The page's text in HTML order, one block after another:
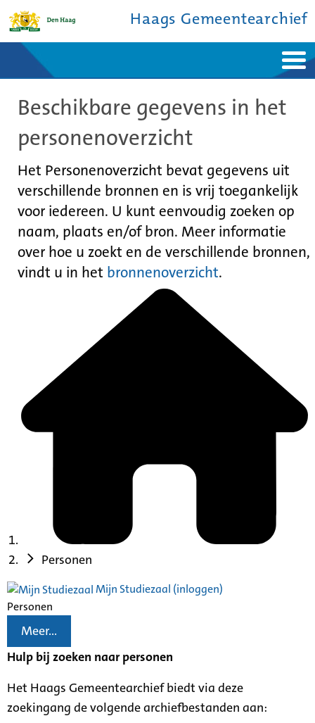
Haags Gemeentearchief
Ontdek de stad
De studiezaal
Bronnen en collecties
Contact
Beschikbare gegevens in het
personenoverzicht
Het Personenoverzicht bevat gegevens uit
verschillende bronnen en is vrij toegankelijk
voor iedereen. U kunt eenvoudig zoeken op
naam, plaats en/of bron. Meer informatie
over hoe u zoekt en de verschillende bronnen,
vindt u in het bronnenoverzicht.
Personen
Mijn Studiezaal (inloggen)
Personen
Meer...
Hulp bij zoeken naar personen
Het Haags Gemeentearchief biedt via deze
zoekingang de volgende archiefbestanden aan: